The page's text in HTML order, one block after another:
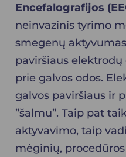
Encefalografijos
neinvazinis tyrimo
smegenų
paviršiaus
prie galvos odos.
galvos paviršiaus ir
”šalmu”. Taip pat
aktyvavimo, taip
mėginių,